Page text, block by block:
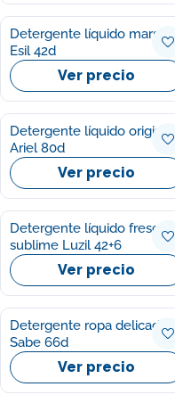
Detergente líquido marsella
Esil 42d
Ver precio
Detergente líquido original
Ariel 80d
Ver precio
Detergente líquido frescor
sublime Luzil 42+6
Ver precio
Detergente ropa delicada
Sabe 66d
Ver precio